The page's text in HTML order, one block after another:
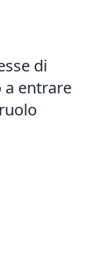
di
a entrare